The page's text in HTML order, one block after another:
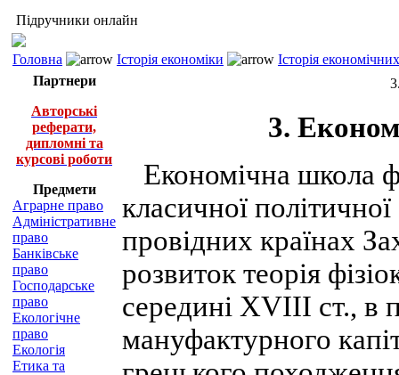
Підручники онлайн
Головна Історія економіки
Історія
Партнери
Авторські
реферати,
дипломні та
курсові роботи
Предмети
Аграрне право
Адміністративне
право
Банківське
право
Господарське
право
Екологічне
право
Екологія
Етика та
3.
Економічна школа
класичної
провідних країнах
розвиток теорія
середині XVIII ст., в
мануфактурного